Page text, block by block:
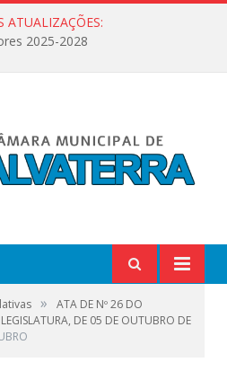
ATUALIZAÇÕES:
2025-2028
»
ATA DE Nº 26 DO
DE 05 DE OUTUBRO DE